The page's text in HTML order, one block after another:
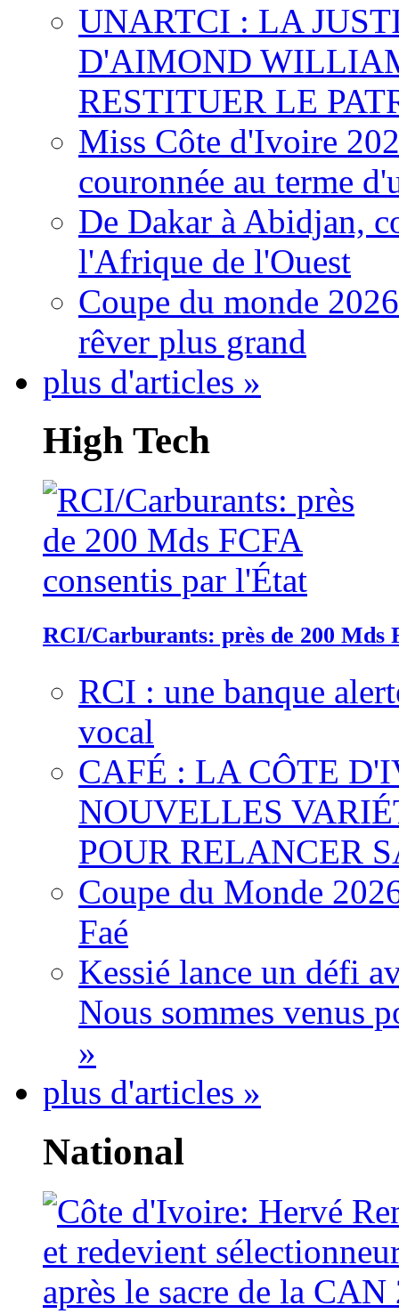
UNARTCI : LA
D'AIMOND
RESTITUER LE
Miss Côte d'Ivoire
couronnée au terme
De Dakar à Abidjan,
l'Afrique de l'Ouest
Coupe du monde
rêver plus grand
plus d'articles »
High Tech
RCI/Carburants: près de 200 Mds
RCI : une banque
vocal
CAFÉ : LA CÔTE
NOUVELLES
POUR RELANCER
Coupe du Monde
Faé
Kessié lance un défi
Nous sommes venus
»
plus d'articles »
National